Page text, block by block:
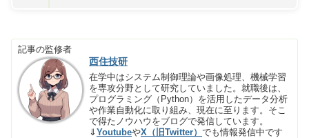
記事の監修者
西住技研
在学中はシステム制御理論や画像処理、機械学習
を専攻分野として研究していました。就職後は、
プログラミング（Python）を活用したデータ分析
や作業自動化に取り組み、現在に至ります。そこ
で得たノウハウをブログで発信しています。
⇓YoutubeやX（旧Twitter）でも情報発信中です